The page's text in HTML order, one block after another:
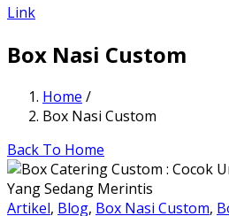
Link
Box Nasi Custom
Home /
Box Nasi Custom
Back To Home
Artikel, Blog, Box Nasi Custom,